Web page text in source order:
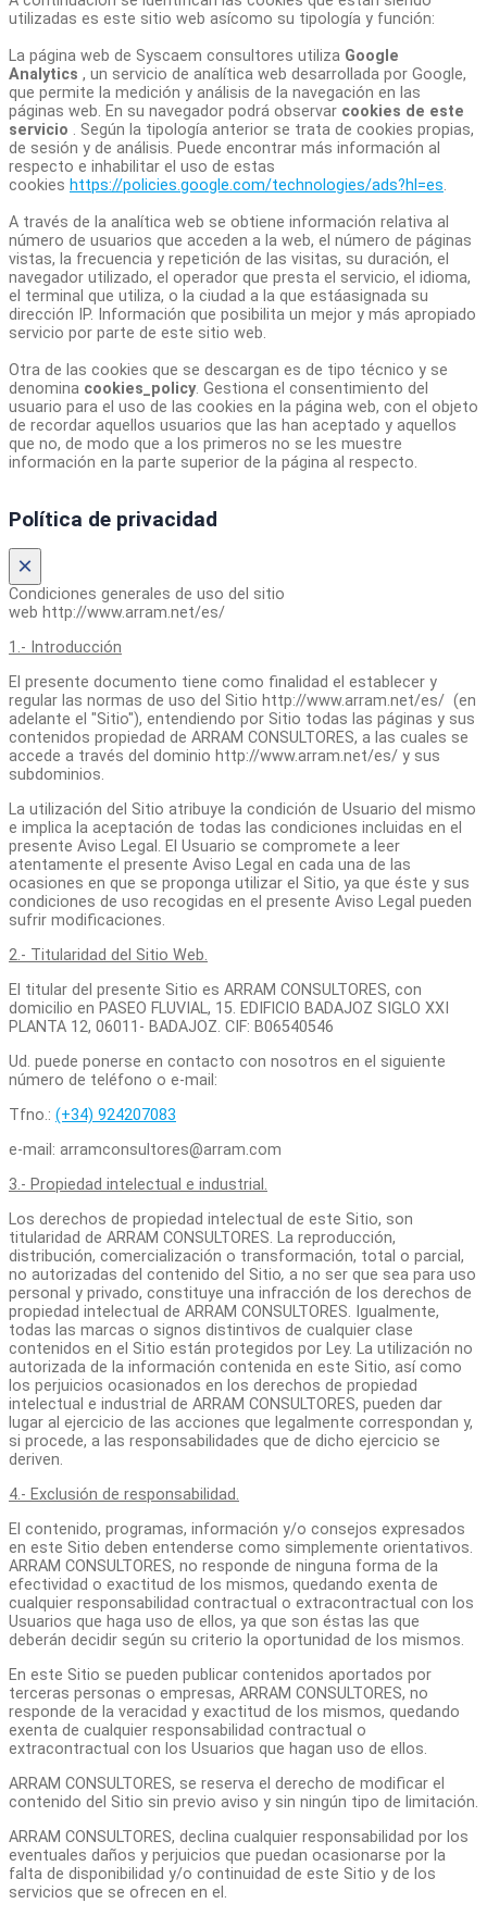
utilizadas es este sitio web asícomo su tipología y función:
La página web de Syscaem consultores utiliza Google
Analytics , un servicio de analítica web desarrollada por Google,
que permite la medición y análisis de la navegación en las
páginas web. En su navegador podrá observar cookies de este
servicio . Según la tipología anterior se trata de cookies propias,
de sesión y de análisis. Puede encontrar más información al
respecto e inhabilitar el uso de estas
cookies https://policies.google.com/technologies/ads?hl=es.
A través de la analítica web se obtiene información relativa al
número de usuarios que acceden a la web, el número de páginas
vistas, la frecuencia y repetición de las visitas, su duración, el
navegador utilizado, el operador que presta el servicio, el idioma,
el terminal que utiliza, o la ciudad a la que estáasignada su
dirección IP. Información que posibilita un mejor y más apropiado
servicio por parte de este sitio web.
Otra de las cookies que se descargan es de tipo técnico y se
denomina cookies_policy. Gestiona el consentimiento del
usuario para el uso de las cookies en la página web, con el objeto
de recordar aquellos usuarios que las han aceptado y aquellos
que no, de modo que a los primeros no se les muestre
información en la parte superior de la página al respecto.
Política de privacidad
×
Condiciones generales de uso del sitio
web http://www.arram.net/es/
1.- Introducción
El presente documento tiene como finalidad el establecer y
regular las normas de uso del Sitio http://www.arram.net/es/ (en
adelante el "Sitio"), entendiendo por Sitio todas las páginas y sus
contenidos propiedad de ARRAM CONSULTORES, a las cuales se
accede a través del dominio http://www.arram.net/es/ y sus
subdominios.
La utilización del Sitio atribuye la condición de Usuario del mismo
e implica la aceptación de todas las condiciones incluidas en el
presente Aviso Legal. El Usuario se compromete a leer
atentamente el presente Aviso Legal en cada una de las
ocasiones en que se proponga utilizar el Sitio, ya que éste y sus
condiciones de uso recogidas en el presente Aviso Legal pueden
sufrir modificaciones.
2.- Titularidad del Sitio Web.
El titular del presente Sitio es ARRAM CONSULTORES, con
domicilio en PASEO FLUVIAL, 15. EDIFICIO BADAJOZ SIGLO XXI
PLANTA 12, 06011- BADAJOZ. CIF: B06540546
Ud. puede ponerse en contacto con nosotros en el siguiente
número de teléfono o e-mail:
Tfno.: (+34) 924207083
e-mail: arramconsultores@arram.com
3.- Propiedad intelectual e industrial.
Los derechos de propiedad intelectual de este Sitio, son
titularidad de ARRAM CONSULTORES. La reproducción,
distribución, comercialización o transformación, total o parcial,
no autorizadas del contenido del Sitio, a no ser que sea para uso
personal y privado, constituye una infracción de los derechos de
propiedad intelectual de ARRAM CONSULTORES. Igualmente,
todas las marcas o signos distintivos de cualquier clase
contenidos en el Sitio están protegidos por Ley. La utilización no
autorizada de la información contenida en este Sitio, así como
los perjuicios ocasionados en los derechos de propiedad
intelectual e industrial de ARRAM CONSULTORES, pueden dar
lugar al ejercicio de las acciones que legalmente correspondan y,
si procede, a las responsabilidades que de dicho ejercicio se
deriven.
4.- Exclusión de responsabilidad.
El contenido, programas, información y/o consejos expresados
en este Sitio deben entenderse como simplemente orientativos.
ARRAM CONSULTORES, no responde de ninguna forma de la
efectividad o exactitud de los mismos, quedando exenta de
cualquier responsabilidad contractual o extracontractual con los
Usuarios que haga uso de ellos, ya que son éstas las que
deberán decidir según su criterio la oportunidad de los mismos.
En este Sitio se pueden publicar contenidos aportados por
terceras personas o empresas, ARRAM CONSULTORES, no
responde de la veracidad y exactitud de los mismos, quedando
exenta de cualquier responsabilidad contractual o
extracontractual con los Usuarios que hagan uso de ellos.
ARRAM CONSULTORES, se reserva el derecho de modificar el
contenido del Sitio sin previo aviso y sin ningún tipo de limitación.
ARRAM CONSULTORES, declina cualquier responsabilidad por los
eventuales daños y perjuicios que puedan ocasionarse por la
falta de disponibilidad y/o continuidad de este Sitio y de los
servicios que se ofrecen en el.